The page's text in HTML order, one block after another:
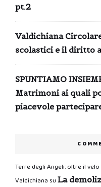
pt.2
Valdichiana
scolastici e il diritto
SPUNTIAMO
Matrimoni ai quali
piacevole
Terre degli Angeli: oltre il
Valdichiana su La